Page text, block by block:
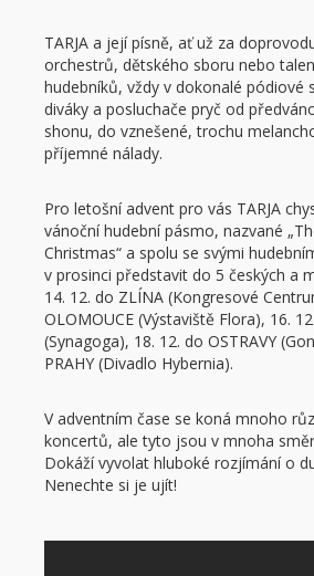
TARJA a její písně, ať už za
orchestrů, dětského sboru nebo
hudebníků, vždy v dokonalé pódiové
diváky a posluchače pryč od
shonu, do vznešené, trochu
příjemné nálady.
Pro letošní advent pro vás TARJA
vánoční hudební pásmo, nazvané
Christmas“ a spolu se svými
v prosinci představit do 5 českých a
14. 12. do ZLÍNA (Kongresové
OLOMOUCE (Výstaviště Flora), 16.
(Synagoga), 18. 12. do OSTRAVY
PRAHY (Divadlo Hybernia).
V adventním čase se koná mnoho
koncertů, ale tyto jsou v mnoha
Dokáží vyvolat hluboké rozjímání o
Nenechte si je ujít!